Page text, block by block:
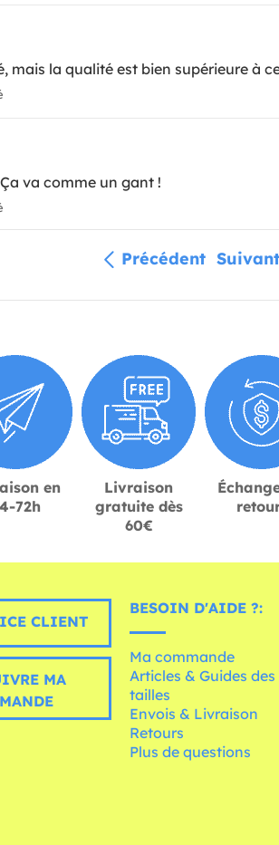
mais la qualité est bien supérieure à
va comme un gant !
Précédent Suivant
en
72h
Livraison
gratuite dès
60€
CLIENT
MA
BESOIN D'AIDE ?:
Ma commande
Articles & Guides des
tailles
Envois & Livraison
Retours
Plus de questions